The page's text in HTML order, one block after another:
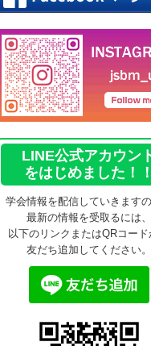
LINE公式アカウン
をはじめました！！
学会情報を配信していきますの
最新の情報を受取るには、
以下のリンクまたはQRコード
友だち追加してください。